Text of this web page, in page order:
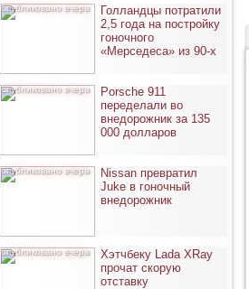
опубликовано вчера
Голландцы потратили
2,5 года на постройку
гоночного
«Мерседеса» из 90-х
опубликовано вчера
Porsche 911
переделали во
внедорожник за 135
000 долларов
опубликовано вчера
Nissan превратил
Juke в гоночный
внедорожник
опубликовано вчера
Хэтчбеку Lada XRay
прочат скорую
отставку